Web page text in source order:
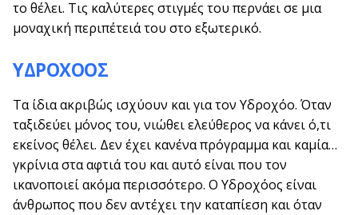
το θέλει. Τις καλύτερες στιγμές του περνάει σε μια
μοναχική περιπέτειά του στο εξωτερικό.
ΥΔΡΟΧΟΟΣ
Τα ίδια ακριβώς ισχύουν και για τον Υδροχόο. Όταν
ταξιδεύει μόνος του, νιώθει ελεύθερος να κάνει ό,τι
εκείνος θέλει. Δεν έχει κανένα πρόγραμμα και καμία…
γκρίνια στα αφτιά του και αυτό είναι που τον
ικανοποιεί ακόμα περισσότερο. Ο Υδροχόος είναι
άνθρωπος που δεν αντέχει την καταπίεση και όταν